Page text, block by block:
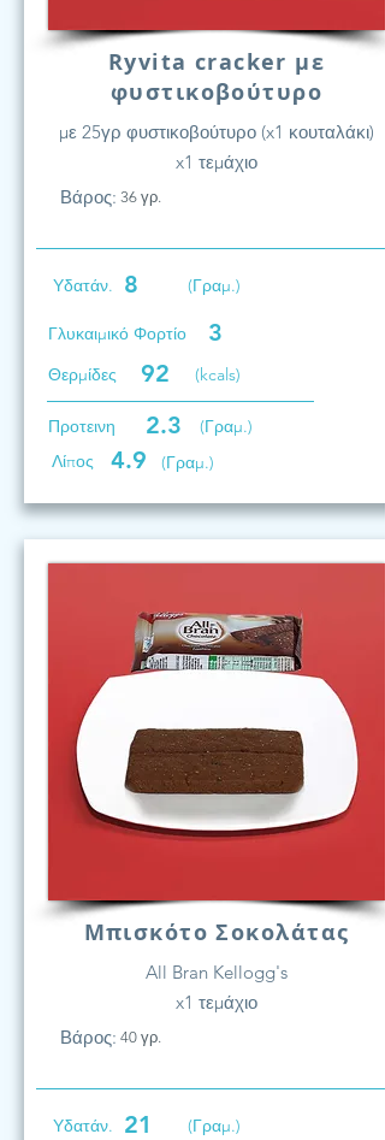
Ryvita cracker με
φυστικοβούτυρο
με 25γρ φυστικοβούτυρο (x1 κουταλάκι)
x1 τεμάχιο
Βάρος: 36 γρ.
Υδατάν. 8 (Γραμ.)
Γλυκαιμικό Φορτίο 3
Θερμίδες 92 (kcals)
Προτεινη 2.3
(Γραμ.)
Λίπος
4.9 (Γραμ.)
Μπισκότο Σοκολάτας
All Bran Kellogg's
x1 τεμάχιο
Βάρος: 40 γρ.
Υδατάν. 21 (Γραμ.)